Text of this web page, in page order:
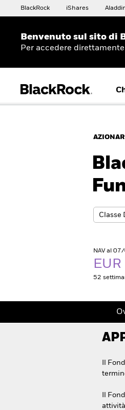
BlackRock iShares
Benvenuto sul sito di
Per accedere
NAV al
52
Il
Il